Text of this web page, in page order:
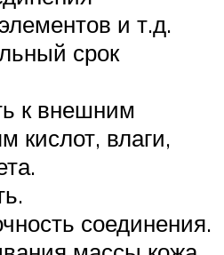
и т.д.
срок
к внешним
кислот, влаги,
соединения.